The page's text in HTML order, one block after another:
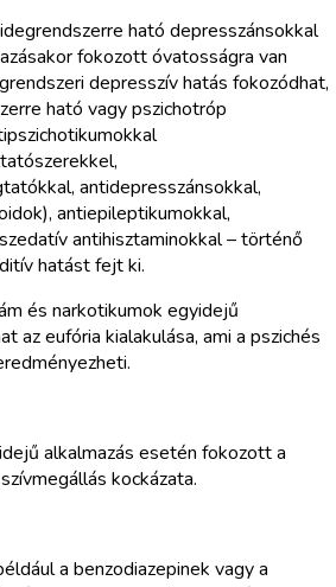
ható depresszánsokkal
fokozott óvatosságra van
depresszív hatás fokozódhat,
ható vagy pszichotróp
antidepresszánsokkal,
antiepileptikumokkal,
antihisztaminokkal – történő
hatást fejt ki.
és narkotikumok egyidejű
az eufória kialakulása, ami a pszichés
alkalmazás esetén fokozott a
kockázata.
a benzodiazepinek vagy a